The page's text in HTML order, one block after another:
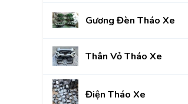
Gương Đèn Tháo Xe
Thân Vỏ Tháo Xe
Điện Tháo Xe